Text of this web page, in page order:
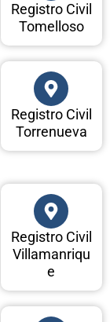
Registro Civil
Tomelloso
Registro Civil
Torrenueva
Registro Civil
Villamanriqu
e